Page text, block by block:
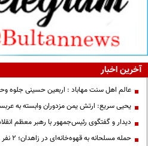
آخرین اخبار
عالم اهل سنت مهاباد : اربعین حسینی جلوه
یحیی سریع: ارتش یمن مزدوران وابسته به
دیدار و گفتگوی رئیس‌جمهور با رهبر معظم
حمله مسلحانه به قهوه‌خانه‌ای در زاهدان؛ ۲ نفر جان باختند